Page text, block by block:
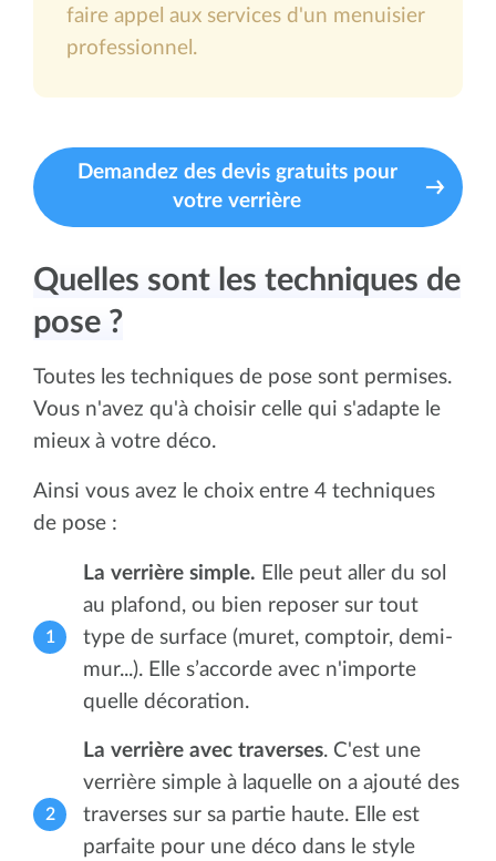
faire appel aux services d'un menuisier
professionnel.
Demandez des devis gratuits pour
votre verrière
Quelles sont les techniques de
pose ?
Toutes les techniques de pose sont permises.
Vous n'avez qu'à choisir celle qui s'adapte le
mieux à votre déco.
Ainsi vous avez le choix entre 4 techniques
de pose :
La verrière simple. Elle peut aller du sol
au plafond, ou bien reposer sur tout
type de surface (muret, comptoir, demi-
mur...). Elle s’accorde avec n'importe
quelle décoration.
La verrière avec traverses. C'est une
verrière simple à laquelle on a ajouté des
traverses sur sa partie haute. Elle est
parfaite pour une déco dans le style